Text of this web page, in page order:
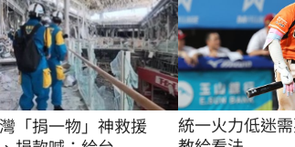
「捐一物」神救援
統一火力低迷